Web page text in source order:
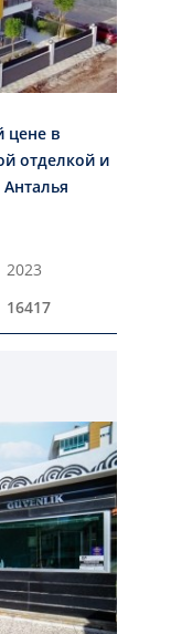
цене в
отделкой и
2023
16417